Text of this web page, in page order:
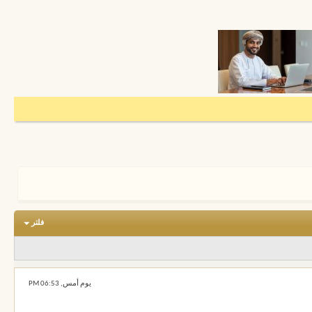
فلتر
يوم أمس, 06:53 PM